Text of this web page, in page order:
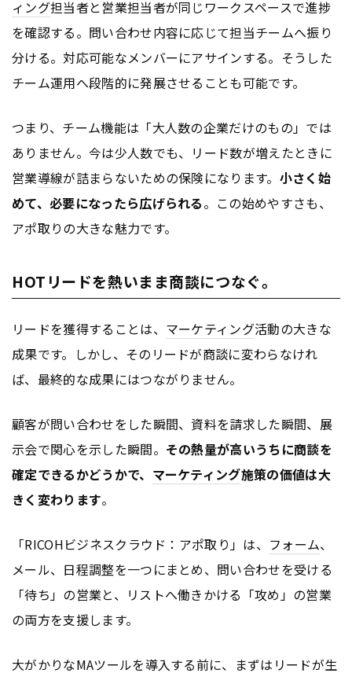
ィング担当者と営業担当者が同じワークスペースで進捗
を確認する。問い合わせ内容に応じて担当チームへ振り
分ける。対応可能なメンバーにアサインする。そうした
チーム運用へ段階的に発展させることも可能です。
つまり、チーム機能は「大人数の企業だけのもの」では
ありません。今は少人数でも、リード数が増えたときに
営業導線が詰まらないための保険になります。 小さく始
めて、必要になったら広げられる。この始めやすさも、
アポ取りの大きな魅力です。
HOTリードを熱いまま商談につなぐ。
リードを獲得することは、 マーケティング活動の大きな
成果です。しかし、そのリードが商談に変わらなけれ
ば、最終的な成果にはつながりません。
顧客が問い合わせをした瞬間、資料を請求した瞬間、展
示会で関心を示した瞬間。 その熱量が高いうちに商談を
確定できるかどうかで、 マーケティング施策の価値は大
きく変わります。
「RICOHビジネスクラウド：アポ取り」は、 フォーム、
メール、日程調整を一つにまとめ、問い合わせを受ける
「待ち」の営業と、リストへ働きかける「攻め」の営業
の両方を支援します。
大がかりなMAツールを導入する前に、まずはリードが生